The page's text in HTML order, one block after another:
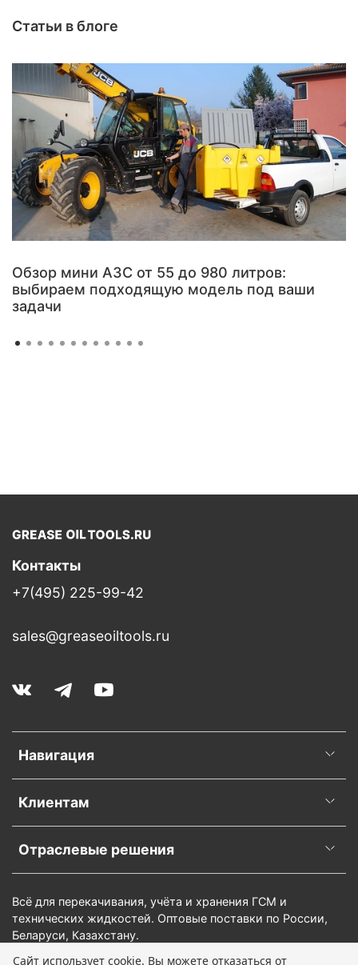
Статьи в блоге
Обзор мини АЗС от 55 до 980 литров:
выбираем подходящую модель под ваши
задачи
Навигация
Клиентам
Отраслевые решения
Контакты
+7(495) 225-99-42
sales@greaseoiltools.ru
Всё для перекачивания, учёта и хранения ГСМ и
технических жидкостей. Оптовые поставки по России,
Беларуси, Казахстану.
Сайт использует cookie. Вы можете отказаться от